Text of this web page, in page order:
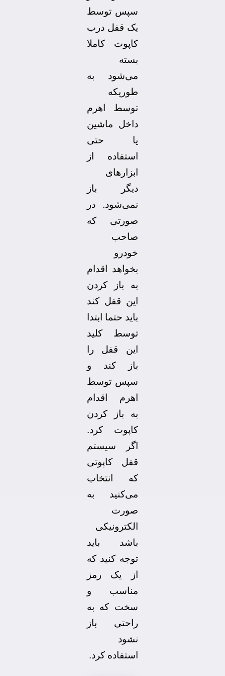
سپس توسط
یک قفل درب
کاپوت کاملا
بسته
می‌شود به
طوریکه
توسط اهرم
داخل ماشین
یا حتی
استفاده از
ابزارهای
دیگر باز
نمی‌شود. در
صورتی که
صاحب
خودرو
بخواهد اقدام
به باز کردن
این قفل کند
باید حتما ابتدا
توسط کلید
این قفل را
باز کند و
سپس توسط
اهرم اقدام
به باز کردن
کاپوت کرد.
اگر سیستم
قفل کاپوتی
که انتخاب
می‌کنید به
صورت
الکترونیکی
باشد باید
توجه کنید که
از یک رمز
مناسب و
سخت که به
راحتی باز
نشود
استفاده کرد.